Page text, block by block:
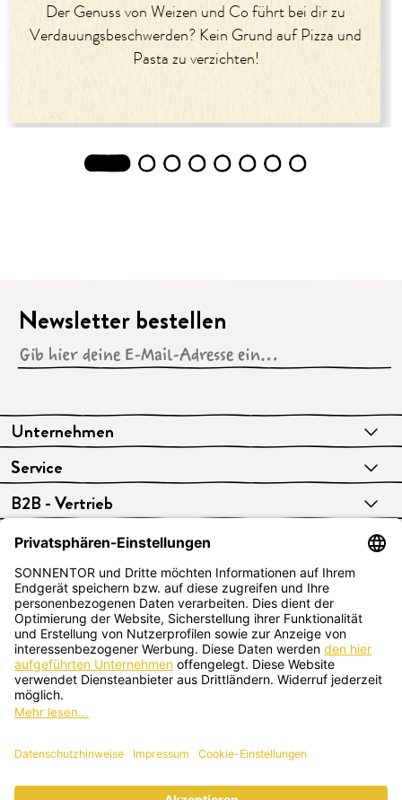
Der Genuss von Weizen und Co führt bei dir zu
Verdauungsbeschwerden? Kein Grund auf Pizza und
Pasta zu verzichten!
1 2 3 4 5 6 7 8
Unternehmen
Service
B2B - Vertrieb
Newsletter bestellen
Deutsch
SONNENTOR Kräuterhandels GMBH
Sprögnitz 10, 3913 Sprögnitz, Österreich